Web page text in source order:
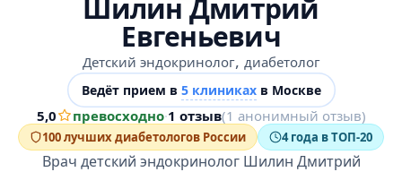
Шилин Дмитрий
Евгеньевич
Детский эндокринолог, диабетолог
Ведёт прием в 5 клиникахв Москве
5,0 превосходно·1 отзыв(1 анонимный отзыв)
100 лучших диабетологов России 4 года в ТОП-20
Врач детский эндокринолог Шилин Дмитрий